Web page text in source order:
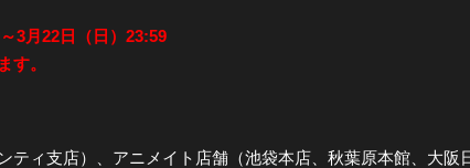
3月22日（日）23:59
す。
ティ支店）、アニメイト店舗（池袋本店、秋葉原本館、大阪